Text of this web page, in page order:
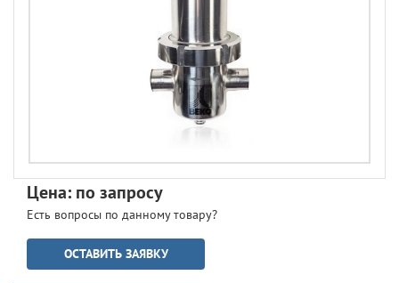
Цена: по запросу
Есть вопросы по данному товару?
ОСТАВИТЬ ЗАЯВКУ